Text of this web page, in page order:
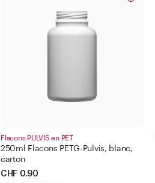
Flacons PULVIS en PET
250ml Flacons PETG-Pulvis, blanc,
carton
CHF 0.90